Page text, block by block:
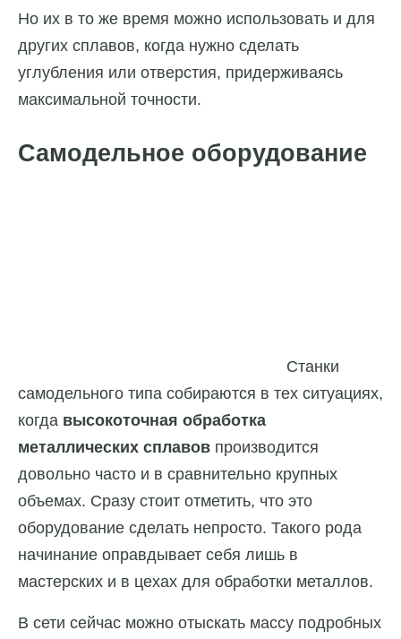
Но их в то же время можно использовать и для
других сплавов, когда нужно сделать
углубления или отверстия, придерживаясь
максимальной точности.
Самодельное оборудование
Станки
самодельного типа собираются в тех ситуациях,
когда высокоточная обработка
металлических сплавов производится
довольно часто и в сравнительно крупных
объемах. Сразу стоит отметить, что это
оборудование сделать непросто. Такого рода
начинание оправдывает себя лишь в
мастерских и в цехах для обработки металлов.
В сети сейчас можно отыскать массу подробных